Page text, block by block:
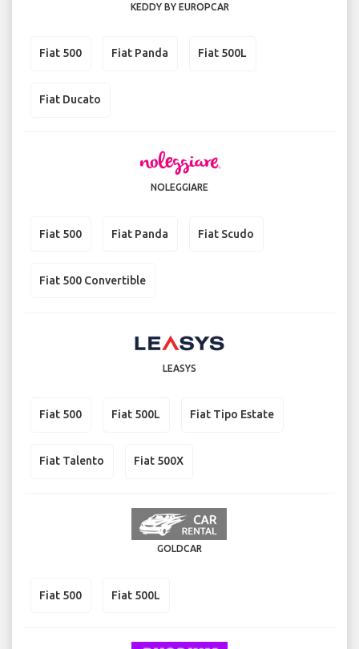
KEDDY BY EUROPCAR
Fiat 500 Fiat Panda Fiat 500L
Fiat Ducato
NOLEGGIARE
Fiat 500 Fiat Panda Fiat Scudo
Fiat 500 Convertible
LEASYS
Fiat 500 Fiat 500L Fiat Tipo Estate
Fiat Talento Fiat 500X
GOLDCAR
Fiat 500 Fiat 500L